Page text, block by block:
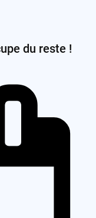
du reste !